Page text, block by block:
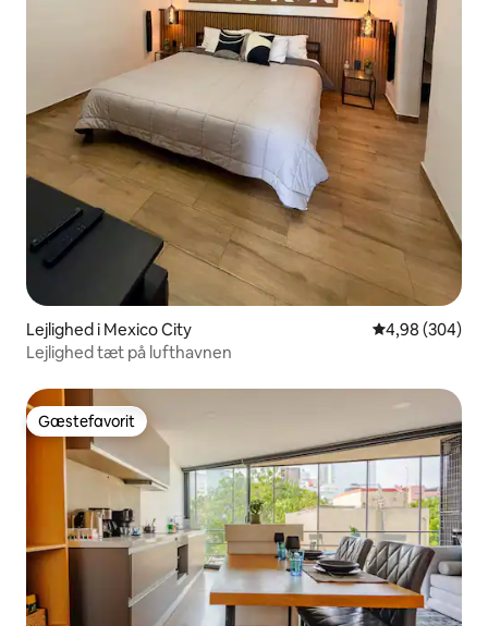
Lejlighed i Mexico City 4,98 ud af 5 i
4,98 (304)
Lejlighed tæt på lufthavnen
Gæstefavorit
Gæstefavorit